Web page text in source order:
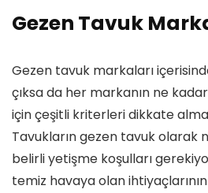
Gezen Tavuk
Gezen tavuk markaları
çıksa da her markanın ne
için çeşitli kriterleri dikkate
Tavukların gezen tavuk olarak
belirli yetişme koşulları
temiz havaya olan